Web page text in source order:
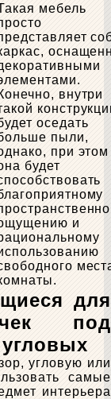
мебель
внутри
оседать
пыли,
при этом
будет
и
для
под
угловую или
самые
интерьера